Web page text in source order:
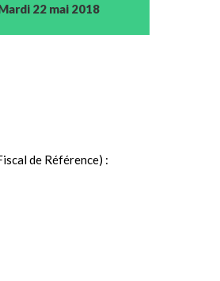
22 mai 2018
de Référence) :